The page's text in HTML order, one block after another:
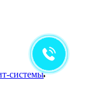
системы